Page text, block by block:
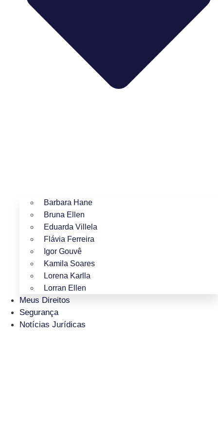
Barbara Hane
Bruna Ellen
Eduarda Villela
Flávia Ferreira
Igor Gouvê
Kamila Soares
Lorena Karlla
Lorran Ellen
Meus Direitos
Segurança
Notícias Jurídicas